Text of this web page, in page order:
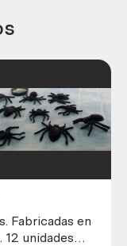
Fabricadas en
12 unidades